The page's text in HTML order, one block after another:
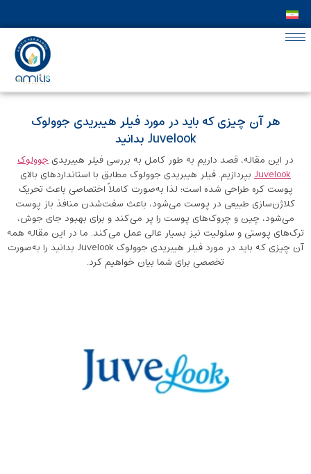
هر آن چیزی که باید در مورد فیلر هیبریدی جوولوک
Juvelook بدانید
در این مقاله، قصد داریم به طور کامل به بررسی فیلر هیبریدی جوولوک
Juvelook بپردازیم. فیلر هیبریدی جوولوک مطابق با استانداردهای بالای
پوست کره طراحی شده است؛ لذا به‌صورت کاملاً اختصاصی باعث تحریک
کلاژن‌سازی طبیعی در پوست می‌شود، باعث سفت‌شدن منافذ باز پوست
می‌شود، چین و چروک‌های پوست را پر می‌کند و برای بهبود جای جوش،
ترک‌های پوستی و سلولیت نیز بسیار عالی عمل می‌کند. ما در این مقاله همه
آن چیزی که باید در مورد فیلر هیبریدی جوولوک Juvelook بدانید را به‌صورت
تخصصی برای شما بیان خواهیم کرد.